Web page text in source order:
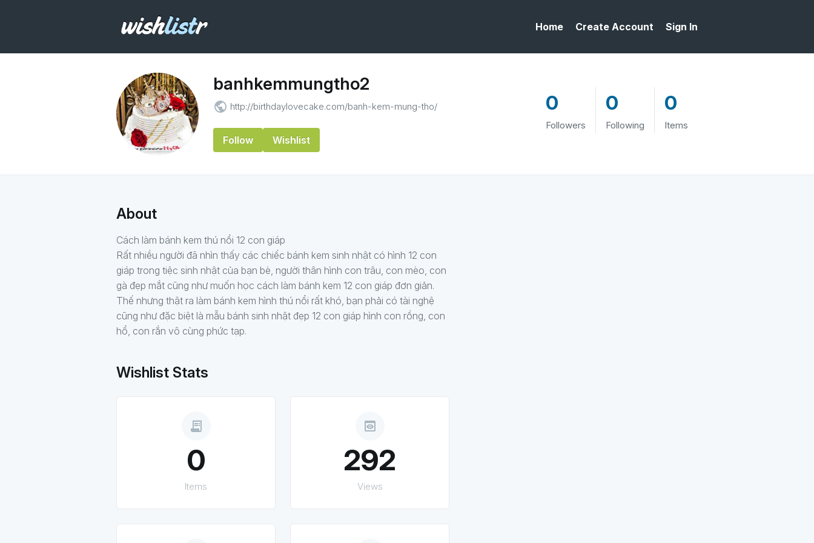
Home Create Account Sign In
banhkemmungtho2
public http://birthdaylovecake.com/banh-kem-mung-tho/
Follow Wishlist
0
Followers
0
Following
0
Items
About
Cách làm bánh kem thú nổi 12 con giáp
Rất nhiều người đã nhìn thấy các chiếc bánh kem sinh nhật có hình 12 con
giáp trong tiệc sinh nhật của bạn bè, người thân hình con trâu, con mèo, con
gà đẹp mắt cũng như muốn học cách làm bánh kem 12 con giáp đơn giản.
Thế nhưng thật ra làm bánh kem hình thú nổi rất khó, bạn phải có tài nghệ
cũng như đặc biệt là mẫu bánh sinh nhật đẹp 12 con giáp hình con rồng, con
hổ, con rắn vô cùng phức tạp.
Wishlist Stats
receipt_long
0
Items
preview
292
Views